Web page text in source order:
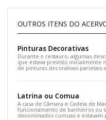
OUTROS ITENS DO
Pinturas Decorativas
Durante o restauro, algumas
que estava previsto inicialmente
de pinturas decorativas parietais
Latrina ou Comua
A casa de Câmara e Cadeia de
funcionamento de banheiros ou
denominados comuas e estavam